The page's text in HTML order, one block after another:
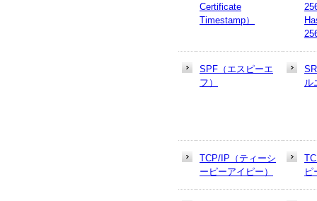
Certificate
Timestamp）
SPF（エスピーエ
フ）
ル
TCP/IP（ティーシ
ーピーアイピー）
ピ